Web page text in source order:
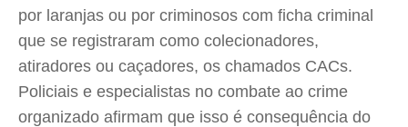
por laranjas ou por criminosos com ficha criminal
que se registraram como colecionadores,
atiradores ou caçadores, os chamados CACs.
Policiais e especialistas no combate ao crime
organizado afirmam que isso é consequência do